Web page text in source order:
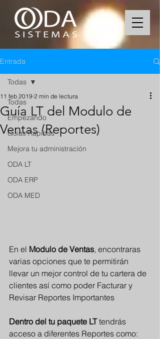
Entrada
Todas
Empezando
Guias Rapidas
Mejora tu administración
ODA LT
ODA ERP
ODA MED
Todas
Guía LT del Modulo de
Ventas (Reportes)
11 feb 2019 2 min de lectura
En el Modulo de Ventas, encontraras
varias opciones que te permitirán
llevar un mejor control de tu cartera de
clientes así como poder Facturar y
Revisar Reportes Importantes
Dentro del tu paquete LT tendrás
acceso a diferentes Reportes como: